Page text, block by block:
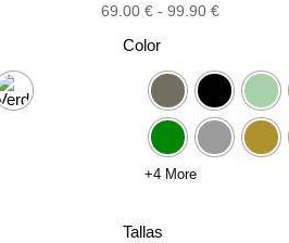
69.00€ - 99.90€Rango
desde
69.00 €
hasta
99.90 €
Color
+4 More
Tallas